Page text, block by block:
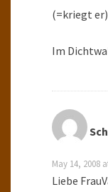
(=kriegt er)
Im
May 14, 2008
Liebe